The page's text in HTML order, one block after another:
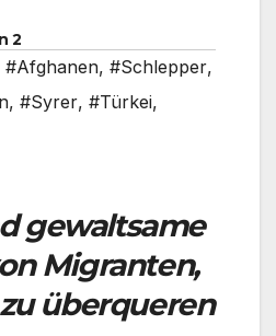
2
#Afghanen, #Schlepper,
, #Syrer, #Türkei,
gewaltsame
Migranten,
überqueren